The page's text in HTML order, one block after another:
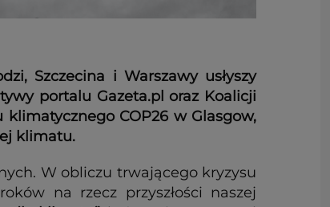
Szczecina i Warszawy usłyszy
portalu Gazeta.pl oraz Koalicji
COP26 w Glasgow,
klimatu.
W obliczu trwającego kryzysu
na rzecz przyszłości naszej